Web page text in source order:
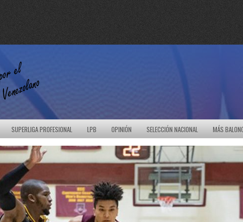
SUPERLIGA PROFESIONAL LPB OPINIÓN SELECCIÓN NACIONAL MÁS